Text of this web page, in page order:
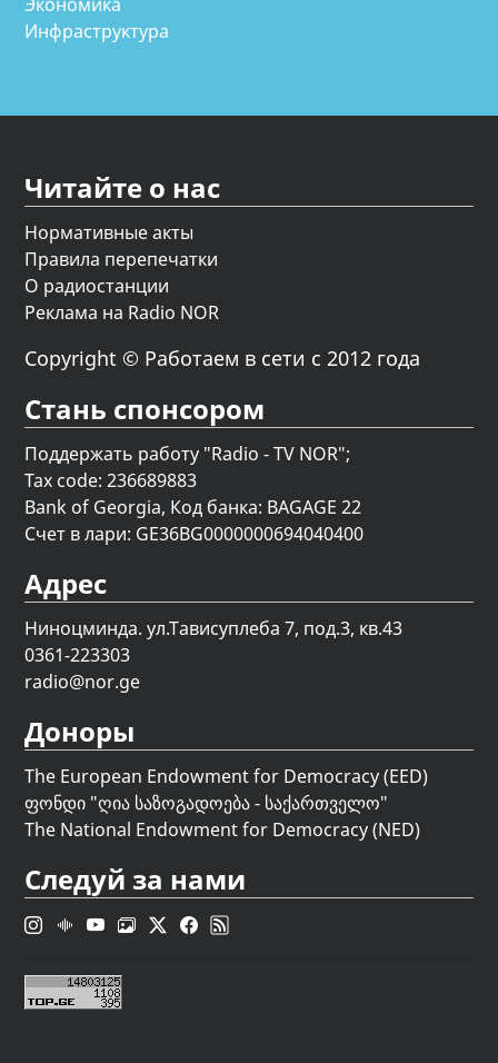
Инфраструктура
Читайте о нас
Нормативные акты
Правила перепечатки
О радиостанции
Реклама на Radio NOR
Copyright © Работаем в сети с 2012 года
Стань спонсором
Поддержать работу "Radio - TV NOR";
Tax code: 236689883
Bank of Georgia, Код банка: BAGAGE 22
Счет в лари: GE36BG0000000694040400
Адрес
Ниноцминда. ул.Тависуплеба 7, под.3, кв.43
0361-223303
radio@nor.ge
Доноры
The European Endowment for Democracy (EED)
ფონდი "ღია საზოგადოება - საქართველო"
The National Endowment for Democracy (NED)
Следуй за нами